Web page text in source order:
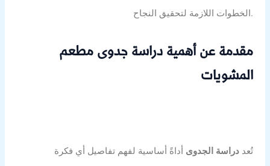
الخطوات اللازمة لتحقيق النجاح.
مقدمة عن أهمية دراسة جدوى مطعم
المشويات
تُعد دراسة الجدوى أداةً أساسية لفهم تفاصيل أي فكرة